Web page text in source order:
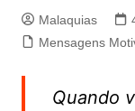
Malaquias
Mensagens
Quando